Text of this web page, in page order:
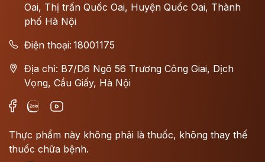
Oai, Thị trấn Quốc Oai, Huyện Quốc Oai, Thành
phố Hà Nội
Điện thoại: 18001175
Địa chỉ: B7/D6 Ngõ 56 Trương Công Giai, Dịch
Vọng, Cầu Giấy, Hà Nội
Thực phẩm này không phải là thuốc, không thay thế
thuốc chữa bệnh.